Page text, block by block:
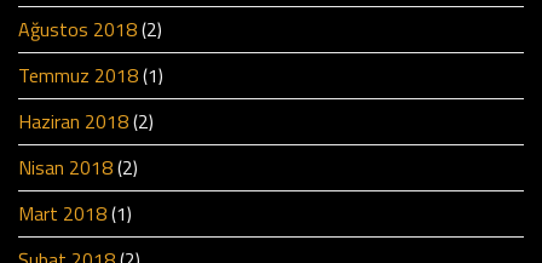
Ağustos 2018(2)
Temmuz 2018(1)
Haziran 2018(2)
Nisan 2018(2)
Mart 2018(1)